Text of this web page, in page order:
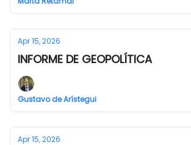
Apr 15, 2026
INFORME DE GEOPOLÍTICA
Gustavo de Arístegui
Apr 15, 2026